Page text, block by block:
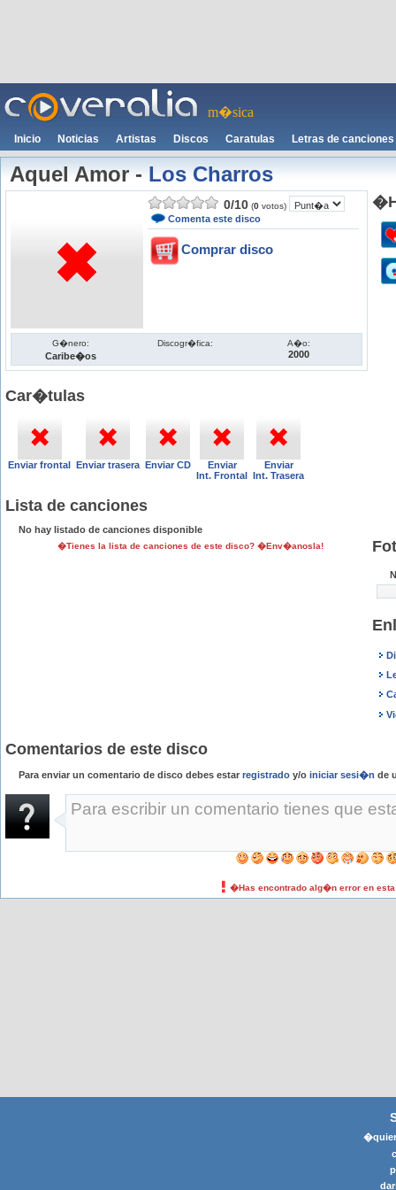
m�sica
Inicio Noticias Artistas Discos Caratulas Letras de canciones
Aquel Amor-Los Charros
0/10 (0 votos)
Comenta este disco
Comprar disco
G�nero:
Caribe�os
Discogr�fica: A�o:
2000
Car�tulas
Enviar frontal Enviar trasera Enviar CD
Enviar
Int. Frontal
Enviar
Int. Trasera
Lista de canciones
No hay listado de canciones disponible
�Tienes la lista de canciones de este disco? �Env�anosla!
Comentarios de este disco
Para enviar un comentario de disco debes estar registrado y/o iniciar sesi�n de
�Has encontrado alg�n error en